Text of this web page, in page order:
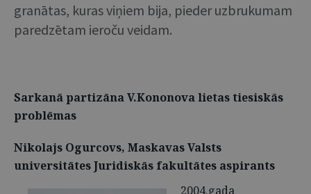
granātas, kuras viņiem bija, pieder uzbrukumam
paredzētam ieroču veidam.
Sarkanā partizāna V.Kononova lietas tiesiskās
problēmas
Nikolajs Ogurcovs, Maskavas Valsts
universitātes Juridiskās fakultātes aspirants
2004.gada